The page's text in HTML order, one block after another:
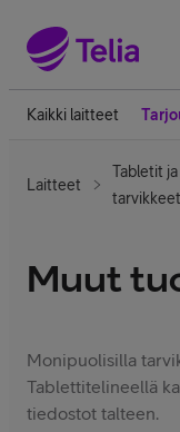
Kaikki laitteet
Laitteet
Tabletit ja
tarvikkeet
Muut
Monipuolisilla
Tablettitelineellä
tiedostot talteen.